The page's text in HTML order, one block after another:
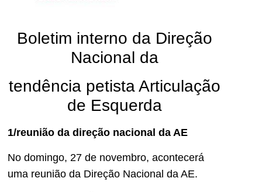
Boletim interno da Direção
Nacional da
tendência petista Articulação
de Esquerda
1/reunião da direção nacional da AE
No domingo, 27 de novembro, acontecerá
uma reunião da Direção Nacional da AE.